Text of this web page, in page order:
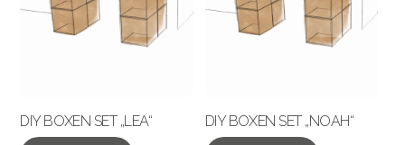
DIY BOXEN SET „LEA“ DIY BOXEN SET „NOAH“